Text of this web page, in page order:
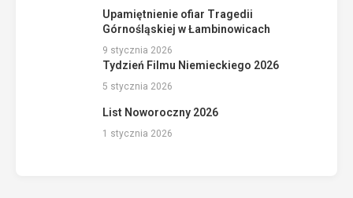
Upamiętnienie ofiar Tragedii
Górnośląskiej w Łambinowicach
9 stycznia 2026
Tydzień Filmu Niemieckiego 2026
5 stycznia 2026
List Noworoczny 2026
1 stycznia 2026